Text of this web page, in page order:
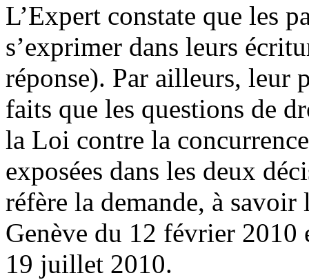
L’Expert constate que les
s’exprimer dans leurs
réponse). Par ailleurs, leur
faits que les questions de
la Loi contre la
exposées dans les deux
réfère la demande, à savoir
Genève du 12 février
19 juillet 2010.